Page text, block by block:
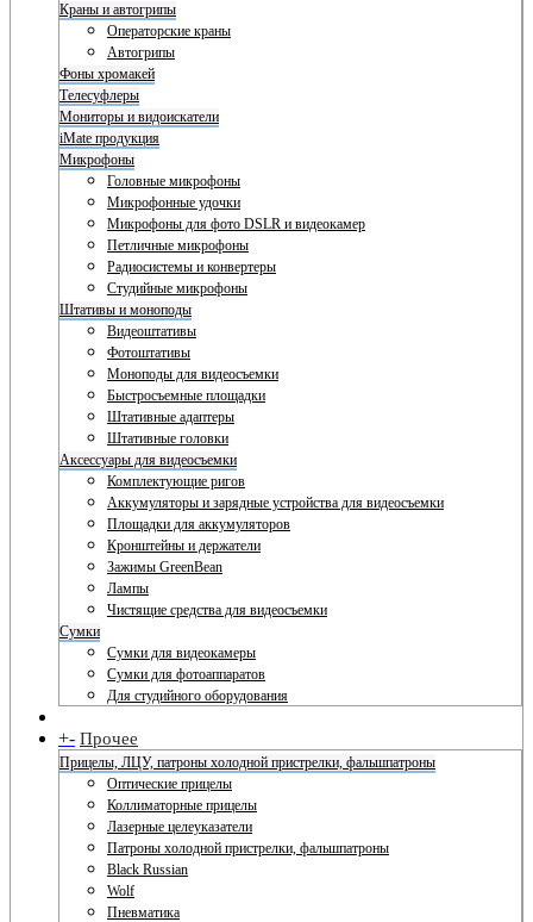
Краны и автогрипы
Операторские краны
Автогрипы
Фоны хромакей
Телесуфлеры
Мониторы и видоискатели
iMate продукция
Микрофоны
Головные микрофоны
Микрофонные удочки
Микрофоны для фото DSLR и видеокамер
Петличные микрофоны
Радиосистемы и конвертеры
Студийные микрофоны
Штативы и моноподы
Видеоштативы
Фотоштативы
Моноподы для видеосъемки
Быстросъемные площадки
Штативные адаптеры
Штативные головки
Аксессуары для видеосъемки
Комплектующие ригов
Аккумуляторы и зарядные устройства для видеосъемки
Площадки для аккумуляторов
Кронштейны и держатели
Зажимы GreenBean
Лампы
Чистящие средства для видеосъемки
Сумки
Сумки для видеокамеры
Сумки для фотоаппаратов
Для студийного оборудования
+- Прочее
Прицелы, ЛЦУ, патроны холодной пристрелки, фальшпатроны
Оптические прицелы
Коллиматорные прицелы
Лазерные целеуказатели
Патроны холодной пристрелки, фальшпатроны
Black Russian
Wolf
Пневматика